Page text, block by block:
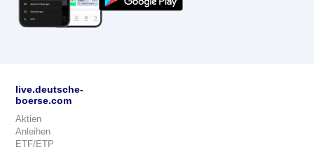
live.deutsche-
boerse.com
Aktien
Anleihen
ETF/ETP